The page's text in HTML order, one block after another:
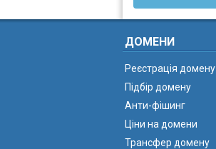
ДОМЕНИ
Реєстрація домену
Підбір домену
Анти-фішинг
Ціни на домени
Трансфер домену